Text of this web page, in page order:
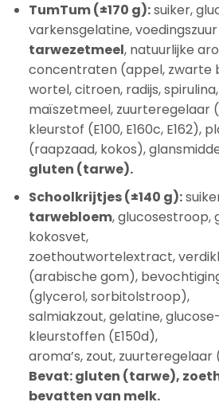
TumTum (±170 g):suiker,
varkensgelatine,
tarwezetmeel, natuurlijke
concentraten (appel, zwarte
wortel, citroen, radijs,
maïszetmeel, zuurteregelaar
kleurstof (E100, E160c, E162),
(raapzaad, kokos),
gluten (tarwe).
Schoolkrijtjes (±140 g):
tarwebloem, glucosestroop,
kokosvet,
zoethoutwortelextract,
(arabische gom),
(glycerol, sorbitolstroop),
salmiakzout, gelatine,
kleurstoffen (E150d),
aroma’s, zout, zuurteregelaar
Bevat: gluten (tarwe),
bevatten van melk.